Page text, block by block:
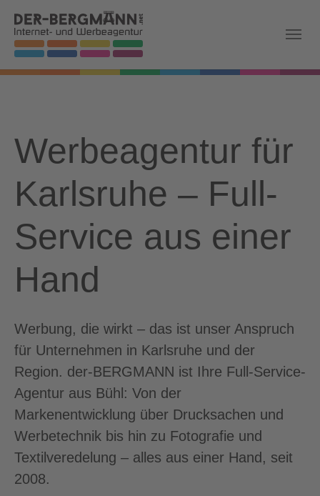
Skip to main navigation
Zum Hauptinhalt springen
Skip to page footer
Werbeagentur für
Karlsruhe – Full-
Service aus einer
Hand
Werbung, die wirkt – das ist unser Anspruch
für Unternehmen in Karlsruhe und der
Region. der-BERGMANN ist Ihre Full-Service-
Agentur aus Bühl: Von der
Markenentwicklung über Drucksachen und
Werbetechnik bis hin zu Fotografie und
Textilveredelung – alles aus einer Hand, seit
2008.